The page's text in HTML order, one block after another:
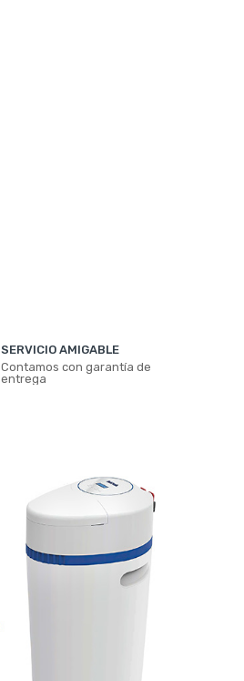
SERVICIO AMIGABLE
Contamos con garantía de
entrega